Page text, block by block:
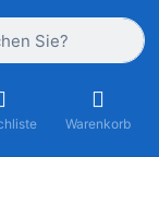
Warenkorb